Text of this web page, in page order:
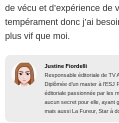
de vécu et d’expérience de
tempérament donc j’ai
plus vif que moi.
Justine Fiordelli
Responsable éditoriale de TV
Diplômée d’un master à
éditoriale passionnée par les
aucun secret pour elle, ayant
mais aussi La Fureur, Star à